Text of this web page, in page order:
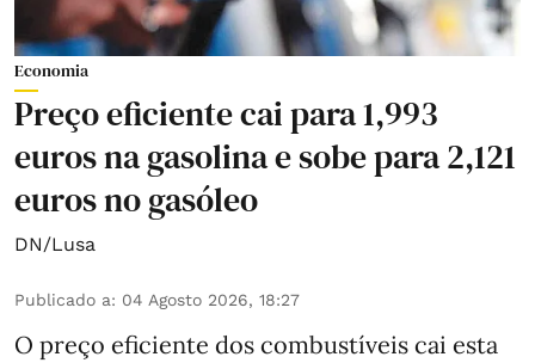
Economia
Preço eficiente cai para 1,993
euros na gasolina e sobe para 2,121
euros no gasóleo
DN/Lusa
Publicado a: 04 Agosto 2026, 18:27
O preço eficiente dos combustíveis cai esta